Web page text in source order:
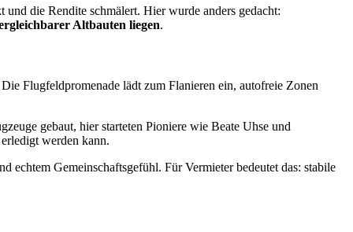
die Rendite schmälert. Hier wurde anders gedacht:
Altbauten liegen.
Flugfeldpromenade lädt zum Flanieren ein, autofreie Zonen
gebaut, hier starteten Pioniere wie Beate Uhse und
werden kann.
echtem Gemeinschaftsgefühl. Für Vermieter bedeutet das: stabile